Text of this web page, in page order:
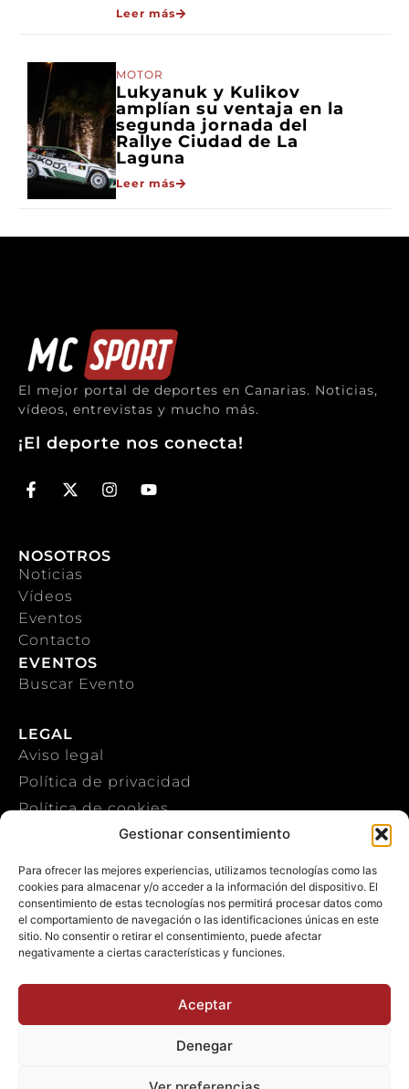
Gestionar consentimiento
Para ofrecer las mejores experiencias, utilizamos tecnologías como las
cookies para almacenar y/o acceder a la información del dispositivo. El
consentimiento de estas tecnologías nos permitirá procesar datos como
el comportamiento de navegación o las identificaciones únicas en este
sitio. No consentir o retirar el consentimiento, puede afectar
negativamente a ciertas características y funciones.
Aceptar
Denegar
Leer más
MOTOR
Lukyanuk y Kulikov
amplían su ventaja en la
segunda jornada del
Rallye Ciudad de La
Laguna
Leer más
El mejor portal de deportes en Canarias. Noticias,
vídeos, entrevistas y mucho más.
¡El deporte nos conecta!
NOSOTROS
Noticias
Vídeos
Eventos
Contacto
EVENTOS
Buscar Evento
LEGAL
Aviso legal
Política de privacidad
Política de cookies
+34 922 303 191
+34 651 786 532
info@macaronesiasport.com
Trabaja con nosotros